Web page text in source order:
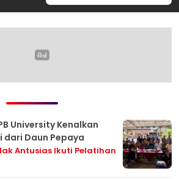
University Kenalkan
Daun Pepaya
Antusias Ikuti Pelatihan